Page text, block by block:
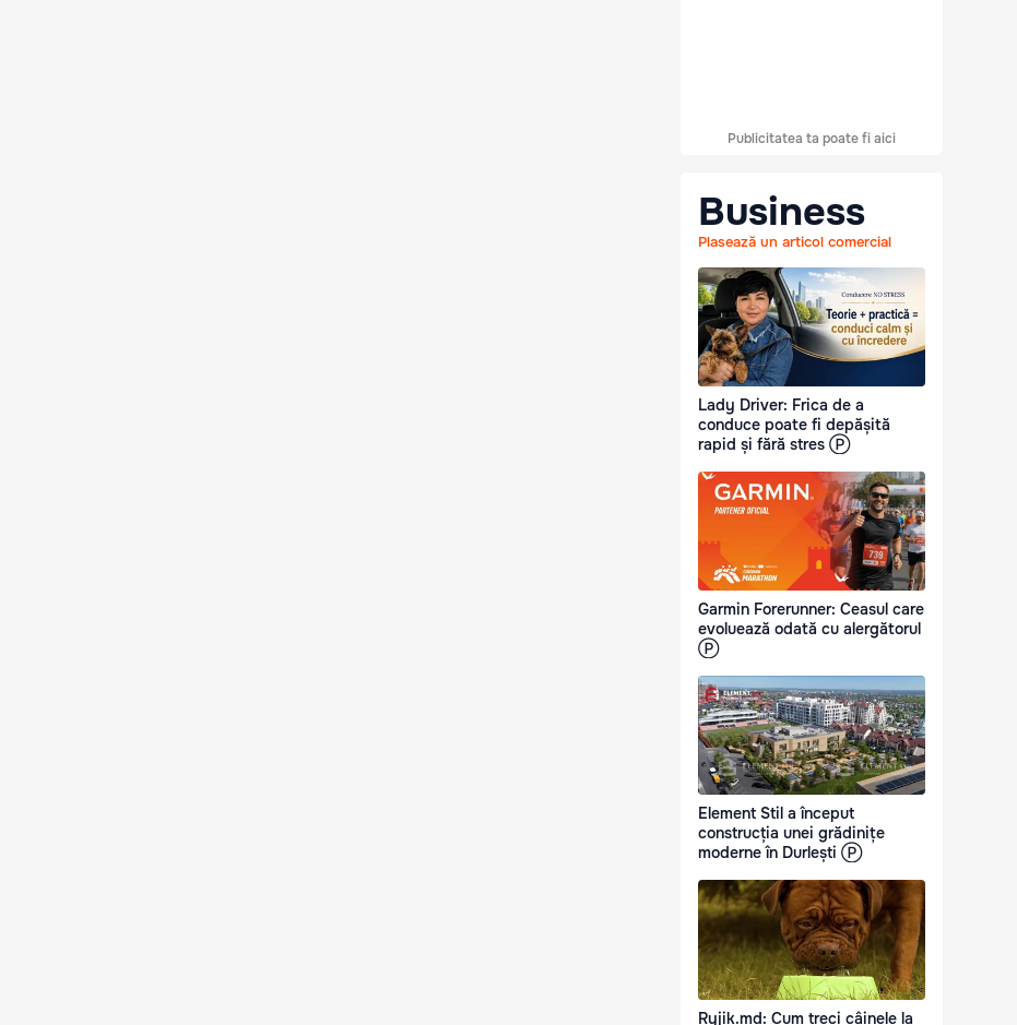
Publicitatea ta poate fi aici
Business
Plasează un articol comercial
Lady Driver: Frica de a
conduce poate fi depășită
rapid și fără stres Ⓟ
Garmin Forerunner: Ceasul care
evoluează odată cu alergătorul
Ⓟ
Element Stil a început
construcția unei grădinițe
moderne în Durlești Ⓟ
Ryjik.md: Cum treci câinele la